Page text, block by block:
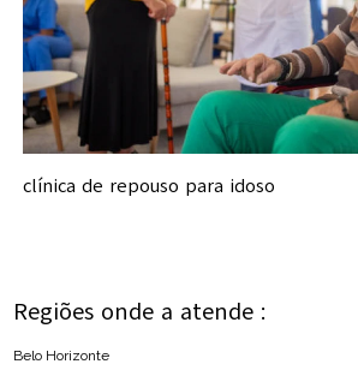
clínica de repouso para idoso
Regiões onde a atende :
Belo Horizonte